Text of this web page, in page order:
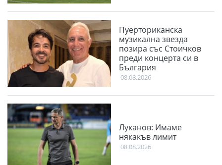
Пуерториканска
музикална звезда
позира със Стоичков
преди концерта си в
България
08.08.2026
Луканов: Имаме
някакъв лимит
08.08.2026